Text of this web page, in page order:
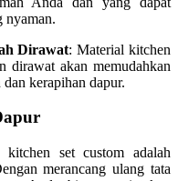
nyaman.
Dirawat: Material kitchen
dirawat akan memudahkan
kerapihan dapur.
kitchen set custom adalah
merancang ulang tata